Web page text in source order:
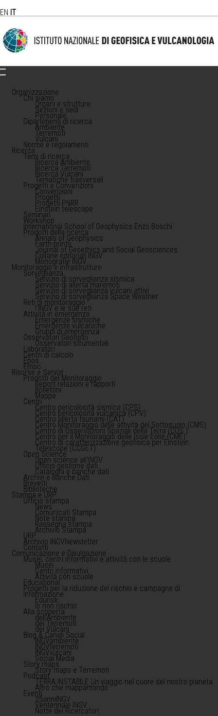
EN IT
Organizzazione
Chi siamo
Organi e strutture
Sezioni e sedi
Personale
Dipartimenti di ricerca
Ambiente
Terremoti
Vulcani
Norme e regolamenti
Ricerca
Temi di ricerca
Ricerca Ambiente
Ricerca Terremoti
Ricerca Vulcani
Tematiche trasversali
Progetti e Convenzioni
Convenzioni
Progetti
Progetti PNRR
Einstein telescope
Seminari
Workshop
International School of Geophysics Enzo Boschi
Prodotti della ricerca
Annals of Geophysics
Earth-prints
Journal of Geoethics and Social Geosciences
Collane editoriali INGV
Monografie INGV
Monitoraggio e infrastrutture
Sorveglianza
Servizio di sorveglianza sismica
Servizio di allerta maremoti
Servizio di sorveglianza vulcani attivi
Servizio di sorveglianza Space Weather
Reti di monitoraggio
l'INGV e le sue reti
Attività in emergenza
Emergenze sismiche
Emergenze vulcaniche
Gruppi di emergenza
Osservatori Geofisici
Osservatori strumentali
Laboratori
Centri di calcolo
Epos
Emso
Risorse e Servizi
Prodotti del Monitoraggio
Report relazioni e rapporti
Bollettini
Mappe
Centri
Centro pericolosità sismica (CPS)
Centro pericolosità vulcanica (CPV)
Centro allerta tsunami (CAT)
Centro Monitoraggio delle attività del Sottosuolo (CMS)
Centro di Osservazioni Spaziali della Terra (COS )
Centro per il Monitoraggio delle Isole Eolie (CME)
Centro di caratterizzazione geofisica per Einstein
Telescope (CCGET)
Open Science
Open science all'INGV
Ufficio gestione dati
Cataloghi e banche dati
Archivi e Banche Dati
Brevetti
Biblioteche
Stampa e URP
Ufficio stampa
News
Comunicati Stampa
Note stampa
Rassegna stampa
Archivio Stampa
URP
Archivio INGVNewsletter
Contatti
Comunicazione e Divulgazione
Musei, centri informativi e attività con le scuole
Musei
Centri informativi
Attività con scuole
Educational
Progetti per la riduzione del rischio e campagne di
informazione
Edurisk
Io non rischio
Alla scoperta
dell'Ambiente
dei Terremoti
dei Vulcani
Blog & Canali Social
INGVambiente
INGVterremoti
INGVvulcani
Social Media
Story maps
Story maps e Terremoti
Podcast
TERRA INSTABILE Un viaggio nel cuore del nostro pianeta
Altro che mappamondo
Eventi
25anniINGV
Ventennale INGV
Notte dei Ricercatori